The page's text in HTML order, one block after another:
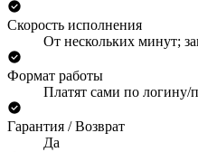
Скорость исполнения
От нескольких минут;
Формат работы
Платят сами по логину/
Гарантия / Возврат
Да